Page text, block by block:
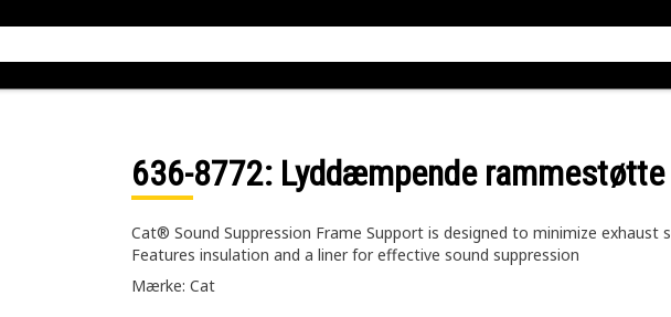
636-8772: Lyddæmpende rammestøtte
Cat® Sound Suppression Frame Support is designed to minimize exhaust
Features insulation and a liner for effective sound suppression
Mærke: Cat